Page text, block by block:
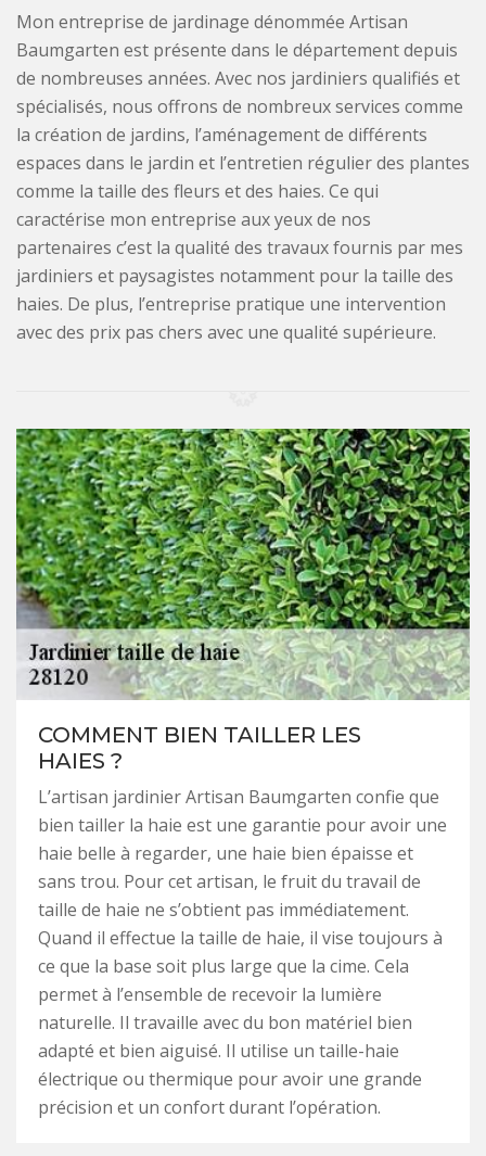
Mon entreprise de jardinage dénommée Artisan
Baumgarten est présente dans le département depuis
de nombreuses années. Avec nos jardiniers qualifiés et
spécialisés, nous offrons de nombreux services comme
la création de jardins, l’aménagement de différents
espaces dans le jardin et l’entretien régulier des plantes
comme la taille des fleurs et des haies. Ce qui
caractérise mon entreprise aux yeux de nos
partenaires c’est la qualité des travaux fournis par mes
jardiniers et paysagistes notamment pour la taille des
haies. De plus, l’entreprise pratique une intervention
avec des prix pas chers avec une qualité supérieure.
COMMENT BIEN TAILLER LES
HAIES ?
L’artisan jardinier Artisan Baumgarten confie que
bien tailler la haie est une garantie pour avoir une
haie belle à regarder, une haie bien épaisse et
sans trou. Pour cet artisan, le fruit du travail de
taille de haie ne s’obtient pas immédiatement.
Quand il effectue la taille de haie, il vise toujours à
ce que la base soit plus large que la cime. Cela
permet à l’ensemble de recevoir la lumière
naturelle. Il travaille avec du bon matériel bien
adapté et bien aiguisé. Il utilise un taille-haie
électrique ou thermique pour avoir une grande
précision et un confort durant l’opération.